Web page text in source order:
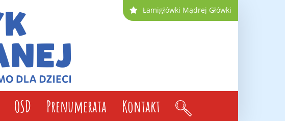
Łamigłówki Mądrej Główki
OSD Prenumerata Kontakt